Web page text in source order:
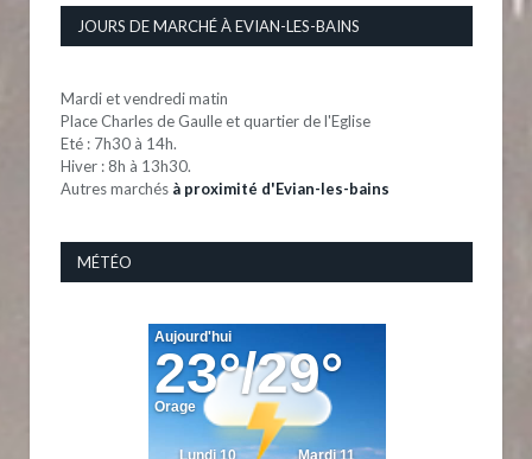
JOURS DE MARCHÉ À EVIAN-LES-BAINS
Mardi et vendredi matin
Place Charles de Gaulle et quartier de l'Eglise
Eté : 7h30 à 14h.
Hiver : 8h à 13h30.
Autres marchés à proximité d'Evian-les-bains
MÉTÉO